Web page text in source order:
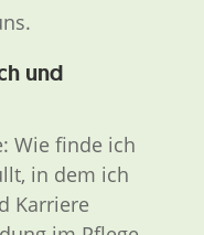
und
Wie finde ich
in dem ich
Karriere